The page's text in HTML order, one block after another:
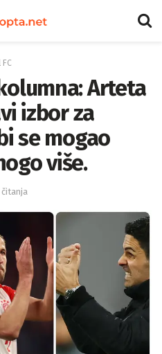
Arteta
izbor za
se mogao
više.